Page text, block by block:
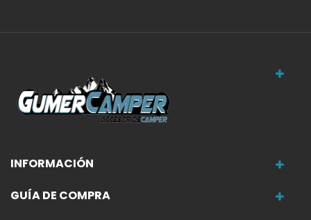
INFORMACIÓN
GUÍA DE COMPRA